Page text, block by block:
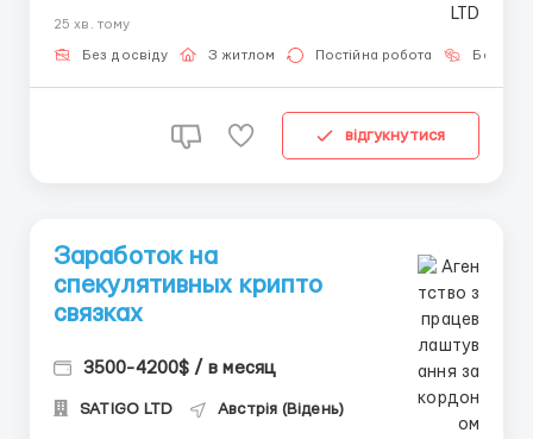
кат. (B) ️Мужчины до 50 лет. Условия: гибкий график
️5-6 дней в неделю ️Зарплата 5000$ + премии
25 хв. тому
Без досвіду З житлом Постійна робота Без
відгукнутися
Заработок на
спекулятивных крипто
связках
3500-4200$ / в месяц
SATIGO LTD Австрія (Відень)